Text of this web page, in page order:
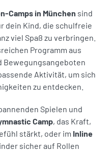
Camps in München sind
dein Kind, die schulfreie
viel Spaß zu verbringen.
Programm aus
Bewegungsangeboten
Aktivität, um sich
zu entdecken.
Spielen und
Camp, das Kraft,
stärkt, oder im Inline
sicher auf Rollen